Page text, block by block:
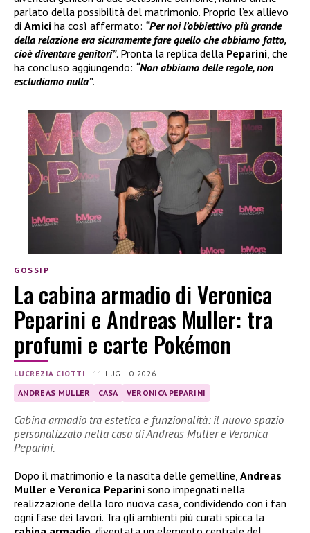
parlato della possibilità del matrimonio. Proprio l’ex allievo
di Amici ha così affermato: “Per noi l’obbiettivo più grande
della relazione era sicuramente fare quello che abbiamo fatto,
cioè diventare genitori”. Pronta la replica della Peparini, che
ha concluso aggiungendo: “Non abbiamo delle regole, non
escludiamo nulla”.
GOSSIP
La cabina armadio di Veronica
Peparini e Andreas Muller: tra
profumi e carte Pokémon
LUCREZIA CIOTTI | 11 LUGLIO 2026
ANDREAS MULLER CASA VERONICA PEPARINI
Cabina armadio tra estetica e funzionalità: il nuovo spazio
personalizzato nella casa di Andreas Muller e Veronica
Peparini.
Dopo il matrimonio e la nascita delle gemelline, Andreas
Muller e Veronica Peparini sono impegnati nella
realizzazione della loro nuova casa, condividendo con i fan
ogni fase dei lavori. Tra gli ambienti più curati spicca la